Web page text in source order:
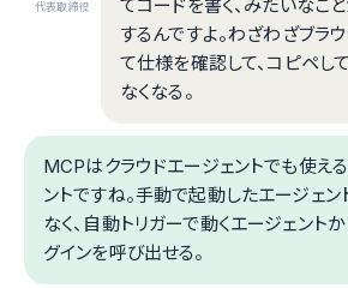
代表取締役
てコードを書く、みたいなこ
するんですよ。わざわざブラ
て仕様を確認して、コピペして
なくなる。
MCPはクラウドエージェントでも使え
ントですね。手動で起動したエージェン
なく、自動トリガーで動くエージェント
グインを呼び出せる。